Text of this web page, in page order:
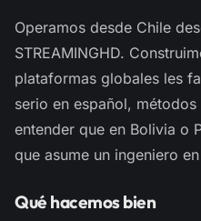
Operamos desde Chile
STREAMINGHD.
plataformas globales les
serio en español,
entender que en Bolivia o
que asume un ingeniero
Qué hacemos bien